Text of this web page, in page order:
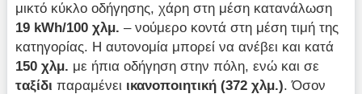
μικτό κύκλο οδήγησης, χάρη στη μέση κατανάλωση
19 kWh/100 χλμ. – νούμερο κοντά στη μέση τιμή της
κατηγορίας. Η αυτονομία μπορεί να ανέβει και κατά
150 χλμ. με ήπια οδήγηση στην πόλη, ενώ και σε
ταξίδι παραμένει ικανοποιητική (372 χλμ.). Όσον